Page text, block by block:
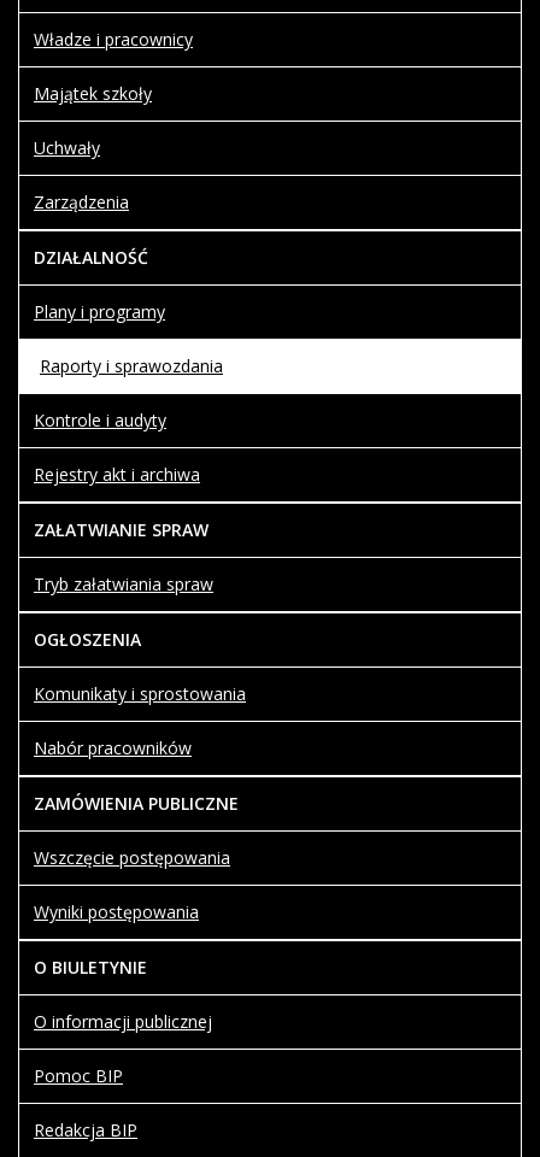
Władze i pracownicy
Majątek szkoły
Uchwały
Zarządzenia
DZIAŁALNOŚĆ
Plany i programy
Raporty i sprawozdania
Kontrole i audyty
Rejestry akt i archiwa
ZAŁATWIANIE SPRAW
Tryb załatwiania spraw
OGŁOSZENIA
Komunikaty i sprostowania
Nabór pracowników
ZAMÓWIENIA PUBLICZNE
Wszczęcie postępowania
Wyniki postępowania
O BIULETYNIE
O informacji publicznej
Pomoc BIP
Redakcja BIP